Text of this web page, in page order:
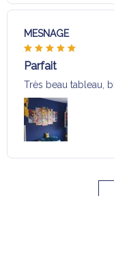
MESNAGE
Parfait
Très beau tableau,